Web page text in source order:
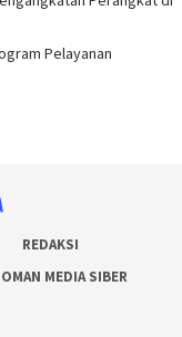
Pelayanan
REDAKSI
MEDIA SIBER